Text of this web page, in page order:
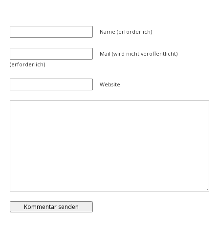
Name (erforderlich)
Mail (wird nicht veröffentlicht)
(erforderlich)
Website